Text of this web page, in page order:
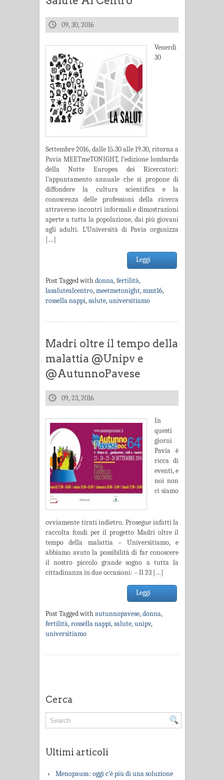
09, 30, 2016
Venerdì
30
Settembre 2016, dalle 15.30 alle 19.30, ritorna a
Pavia MEETmeTONIGHT, l’edizione lombarda
della Notte Europea dei Ricercatori:
l’appuntamento annuale che si propone di
diffondere la cultura scientifica e la
conoscenza delle professioni della ricerca
attraverso incontri informali e dimostrazioni
aperte a tutta la popolazione, dai più giovani
agli adulti. L’Università di Pavia organizza
[…]
Leggi
Post Tagged withdonna,fertilità,
lasalutealcentro,meetmetonight,mmt16,
rossella nappi,salute,universitiamo
Madri oltre il tempo della
malattia @Unipv e
@AutunnoPavese
09, 23, 2016
In
questi
giorni
Pavia è
ricca di
eventi, e
noi non
ci siamo
ovviamente tirati indietro. Prosegue infatti la
raccolta fondi per il progetto Madri oltre il
tempo della malattia – Universitiamo, e
abbiamo avuto la possibilità di far conoscere
il nostro piccolo grande sogno a tutta la
cittadinanza in due occasioni: – Il 23 […]
Leggi
Post Tagged withautunnopavese,donna,
fertilità,rossella nappi,salute,unipv,
universitiamo
Cerca
Ultimi articoli
Menopausa: oggi c’è più di una soluzione